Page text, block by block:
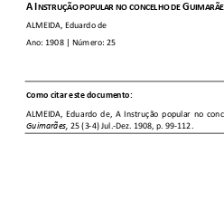
AI NSTRUÇÃO POPULAR NO CONCELHO DE
G
ALMEIDA, Eduardo de
Ano: 1908 | Número: 25
C omo citar este documento:
ALMEIDA,  Eduardo  de
A  Instrução  popular  no
Guimarães, 25 (3- 4) Jul.- Dez. 1908,p. 99- 112.